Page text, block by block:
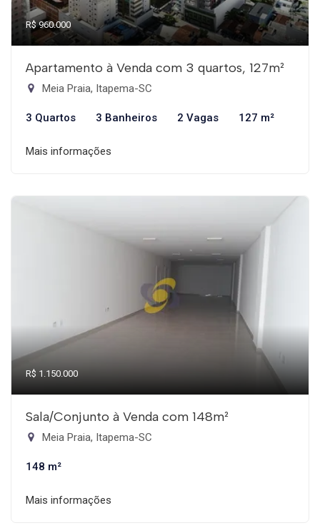
R$ 960.000
Apartamento à Venda com 3 quartos, 127m²
Meia Praia, Itapema-SC
3 Quartos 3 Banheiros 2 Vagas 127 m²
Mais informações
R$ 1.150.000
Sala/Conjunto à Venda com 148m²
Meia Praia, Itapema-SC
148 m²
Mais informações